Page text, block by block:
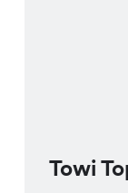
Towi